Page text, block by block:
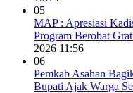
05
MAP : Apresiasi
Program Berobat
2026 11:56
06
Pemkab Asahan
Bupati Ajak Warga